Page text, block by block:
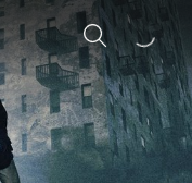
Sök